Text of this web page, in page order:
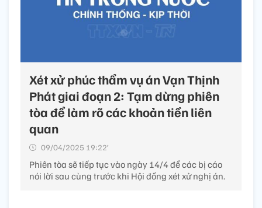
Xét xử phúc thẩm vụ án Vạn Thịnh
Phát giai đoạn 2: Tạm dừng phiên
tòa để làm rõ các khoản tiền liên
quan
09/04/2025 19:22’
Phiên tòa sẽ tiếp tục vào ngày 14/4 để các bị cáo
nói lời sau cùng trước khi Hội đồng xét xử nghị án.